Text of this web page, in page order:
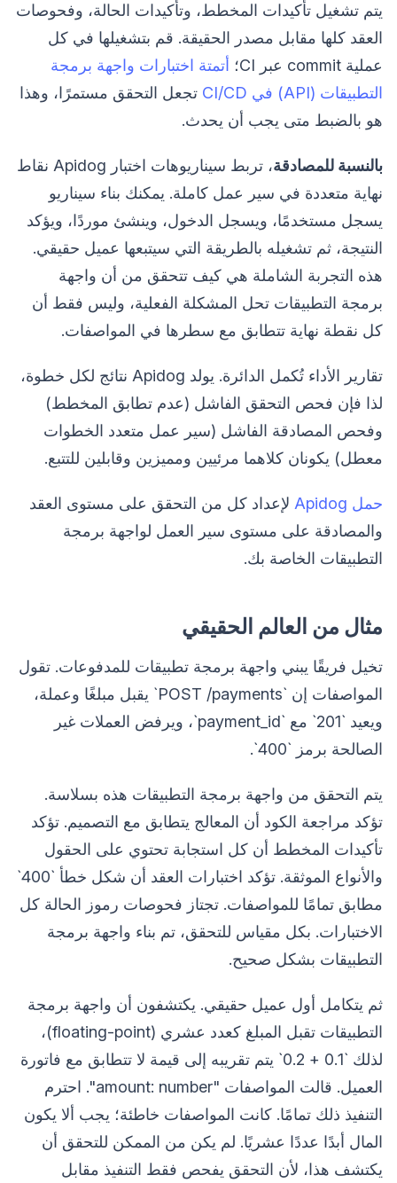
يتم تشغيل تأكيدات المخطط، وتأكيدات الحالة، وفحوصات
العقد كلها مقابل مصدر الحقيقة. قم بتشغيلها في كل
عملية commit عبر CI؛
أتمتة اختبارات واجهة برمجة
التطبيقات (API) في CI/CD
تجعل التحقق مستمرًا، وهذا
هو بالضبط متى يجب أن يحدث.
بالنسبة للمصادقة
، تربط سيناريوهات اختبار Apidog نقاط
نهاية متعددة في سير عمل كاملة. يمكنك بناء سيناريو
يسجل مستخدمًا، ويسجل الدخول، وينشئ موردًا، ويؤكد
النتيجة، ثم تشغيله بالطريقة التي سيتبعها عميل حقيقي.
هذه التجربة الشاملة هي كيف تتحقق من أن واجهة
برمجة التطبيقات تحل المشكلة الفعلية، وليس فقط أن
كل نقطة نهاية تتطابق مع سطرها في المواصفات.
تقارير الأداء تُكمل الدائرة. يولد Apidog نتائج لكل خطوة،
لذا فإن فحص التحقق الفاشل (عدم تطابق المخطط)
وفحص المصادقة الفاشل (سير عمل متعدد الخطوات
معطل) يكونان كلاهما مرئيين ومميزين وقابلين للتتبع.
حمل Apidog
لإعداد كل من التحقق على مستوى العقد
والمصادقة على مستوى سير العمل لواجهة برمجة
التطبيقات الخاصة بك.
مثال من العالم الحقيقي
تخيل فريقًا يبني واجهة برمجة تطبيقات للمدفوعات. تقول
المواصفات إن `POST /payments` يقبل مبلغًا وعملة،
ويعيد `201` مع `payment_id`، ويرفض العملات غير
الصالحة برمز `400`.
يتم التحقق من واجهة برمجة التطبيقات هذه بسلاسة.
تؤكد مراجعة الكود أن المعالج يتطابق مع التصميم. تؤكد
تأكيدات المخطط أن كل استجابة تحتوي على الحقول
والأنواع الموثقة. تؤكد اختبارات العقد أن شكل خطأ `400`
مطابق تمامًا للمواصفات. تجتاز فحوصات رموز الحالة كل
الاختبارات. بكل مقياس للتحقق، تم بناء واجهة برمجة
التطبيقات بشكل صحيح.
ثم يتكامل أول عميل حقيقي. يكتشفون أن واجهة برمجة
التطبيقات تقبل المبلغ كعدد عشري (floating-point)،
لذلك `0.1 + 0.2` يتم تقريبه إلى قيمة لا تتطابق مع فاتورة
العميل. قالت المواصفات "amount: number". احترم
التنفيذ ذلك تمامًا. كانت المواصفات خاطئة؛ يجب ألا يكون
المال أبدًا عددًا عشريًا. لم يكن من الممكن للتحقق أن
يكتشف هذا، لأن التحقق يفحص فقط التنفيذ مقابل